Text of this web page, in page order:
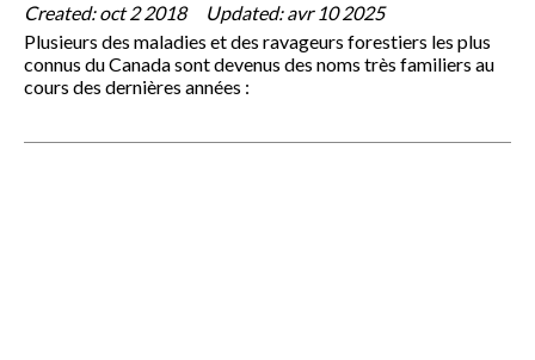
Created:oct 2 2018 Updated:avr 10 2025
Plusieurs des maladies et des ravageurs forestiers les plus
connus du Canada sont devenus des noms très familiers au
cours des dernières années :